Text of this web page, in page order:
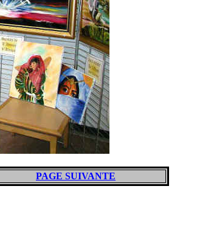
PAGE SUIVANTE